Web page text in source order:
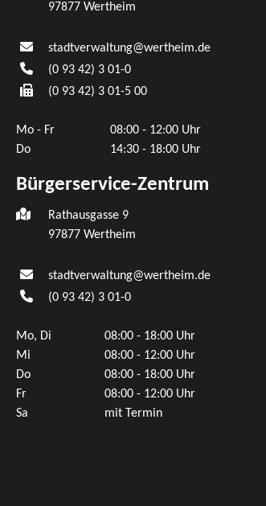
97877 Wertheim
stadtverwaltung@wertheim.de
(0 93 42) 3 01-0
(0 93 42) 3 01-5 00
Mo - Fr
08:00 - 12:00 Uhr
Do
14:30 - 18:00 Uhr
Bürgerservice-Zentrum
Rathausgasse 9
97877 Wertheim
stadtverwaltung@wertheim.de
(0 93 42) 3 01-0
Mo, Di
08:00 - 18:00 Uhr
Mi
08:00 - 12:00 Uhr
Do
08:00 - 18:00 Uhr
Fr
08:00 - 12:00 Uhr
Sa
mit Termin